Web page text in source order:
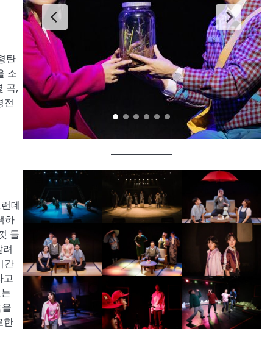
탄
소
곡,
전
데
하
들
간
고
한